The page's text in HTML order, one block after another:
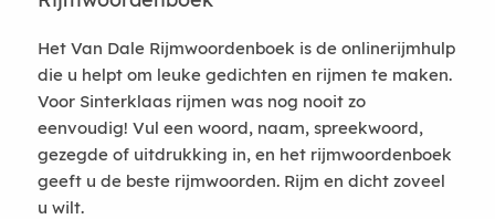
Het Van Dale Rijmwoordenboek is de onlinerijmhulp
die u helpt om leuke gedichten en rijmen te maken.
Voor Sinterklaas rijmen was nog nooit zo
eenvoudig! Vul een woord, naam, spreekwoord,
gezegde of uitdrukking in, en het rijmwoordenboek
geeft u de beste rijmwoorden. Rijm en dicht zoveel
u wilt.